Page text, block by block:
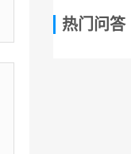
热门问答